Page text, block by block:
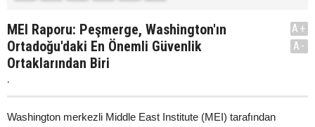
MEI Raporu: Peşmerge, Washington'ın
Ortadoğu'daki En Önemli Güvenlik
Ortaklarından Biri
.
A+
A-
Washington merkezli Middle East Institute (MEI) tarafından